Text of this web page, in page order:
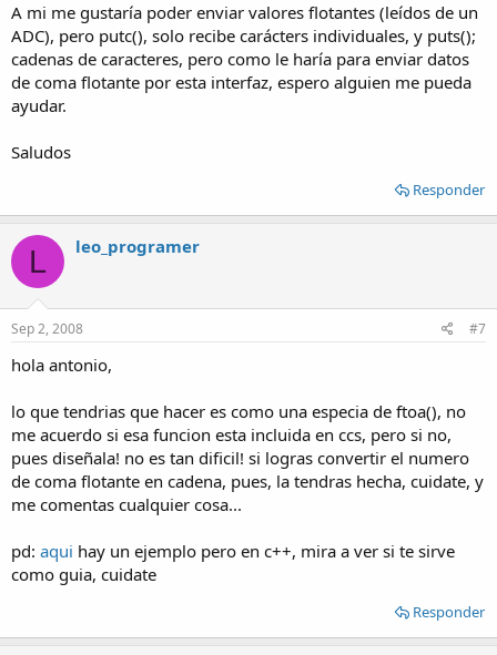
A mi me gustaría poder enviar valores flotantes (leídos de un
ADC), pero putc(), solo recibe carácters individuales, y puts();
cadenas de caracteres, pero como le haría para enviar datos
de coma flotante por esta interfaz, espero alguien me pueda
ayudar.
Saludos
Responder
L leo_programer
Sep 2, 2008 #7
hola antonio,
lo que tendrias que hacer es como una especia de ftoa(), no
me acuerdo si esa funcion esta incluida en ccs, pero si no,
pues diseñala! no es tan dificil! si logras convertir el numero
de coma flotante en cadena, pues, la tendras hecha, cuidate, y
me comentas cualquier cosa...
pd: aqui hay un ejemplo pero en c++, mira a ver si te sirve
como guia, cuidate
Responder